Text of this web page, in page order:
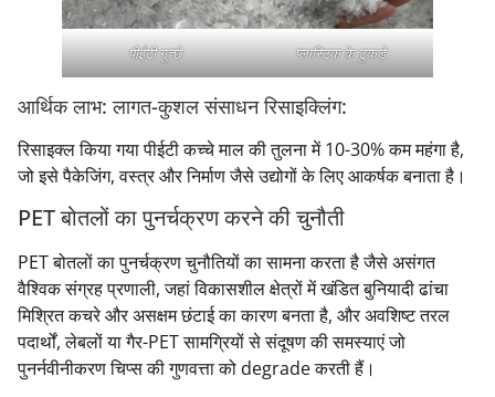
पीईटी गुच्छे प्लास्टिक के टुकड़े
आर्थिक लाभ: लागत-कुशल संसाधन रिसाइक्लिंग:
रिसाइक्ल किया गया पीईटी कच्चे माल की तुलना में 10-30% कम महंगा है,
जो इसे पैकेजिंग, वस्त्र और निर्माण जैसे उद्योगों के लिए आकर्षक बनाता है।
PET बोतलों का पुनर्चक्रण करने की चुनौती
PET बोतलों का पुनर्चक्रण चुनौतियों का सामना करता है जैसे असंगत
वैश्विक संग्रह प्रणाली, जहां विकासशील क्षेत्रों में खंडित बुनियादी ढांचा
मिश्रित कचरे और असक्षम छंटाई का कारण बनता है, और अवशिष्ट तरल
पदार्थों, लेबलों या गैर-PET सामग्रियों से संदूषण की समस्याएं जो
पुनर्नवीनीकरण चिप्स की गुणवत्ता को degrade करती हैं।